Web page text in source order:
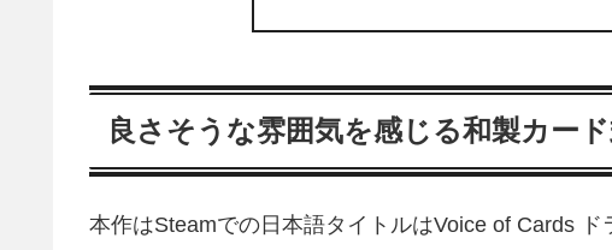
良さそうな雰囲気を感じる和製カード
本作はSteamでの日本語タイトルはVoice of Cards ド